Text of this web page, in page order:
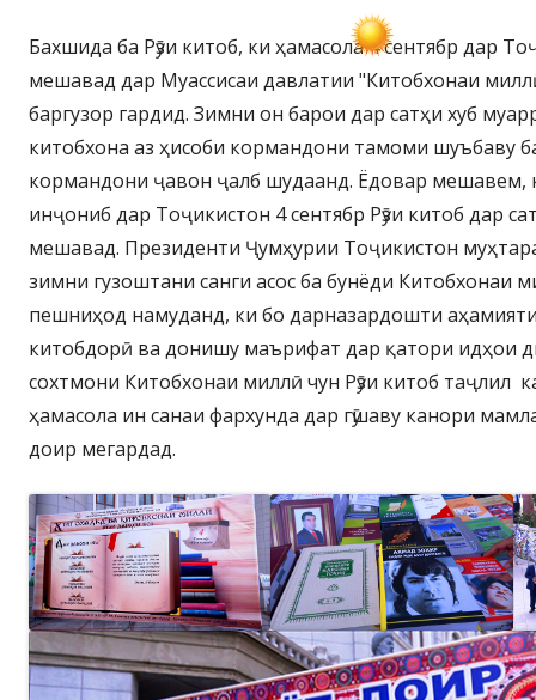
Бахшида ба Рӯзи китоб, ки ҳамасола 4 сентябр дар
мешавад дар Муассисаи давлатии "Китобхонаи
баргузор гардид. Зимни он барои дар сатҳи хуб
китобхона аз ҳисоби кормандони тамоми шуъбаву
кормандони ҷавон ҷалб шудаанд. Ёдовар мешавем,
инҷониб дар Тоҷикистон 4 сентябр Рӯзи китоб дар
мешавад. Президенти Ҷумҳурии Тоҷикистон
зимни гузоштани санги асос ба бунёди Китобхонаи
пешниҳод намуданд, ки бо дарназардошти аҳамияти
китобдорӣ ва донишу маърифат дар қатори идҳои
сохтмони Китобхонаи миллӣ чун Рӯзи китоб таҷлил
ҳамасола ин санаи фархунда дар гӯшаву канори
доир мегардад.